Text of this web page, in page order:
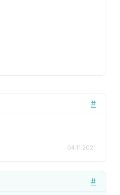
#
04.11.2021
#